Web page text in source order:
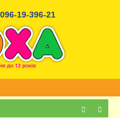
096-19-396-21